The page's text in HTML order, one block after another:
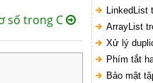
số trong C
LinkedList
ArrayList
Xử lý
Phím tắt
Bảo mật